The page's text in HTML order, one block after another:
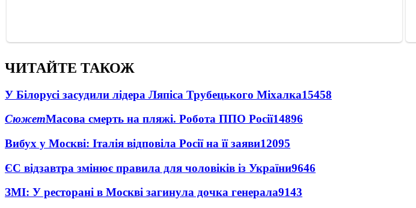
ЧИТАЙТЕ ТАКОЖ
У Білорусі засудили лідера Ляпіса Трубецького Міхалка15458
СюжетМасова смерть на пляжі. Робота ППО Росії14896
Вибух у Москві: Італія відповіла Росії на її заяви12095
ЄС відзавтра змінює правила для чоловіків із України9646
ЗМІ: У ресторані в Москві загинула дочка генерала9143